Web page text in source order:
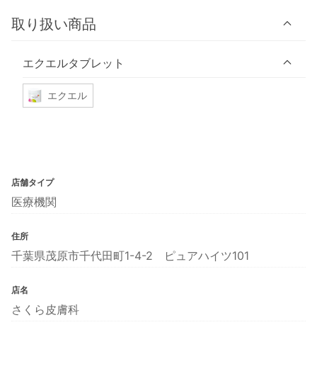
取り扱い商品
エクエルタブレット
エクエル
店舗タイプ
医療機関
住所
千葉県茂原市千代田町1-4-2 ピュアハイツ101
店名
さくら皮膚科